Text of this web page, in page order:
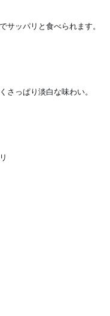
サッパリと食べられます。
さっぱり淡白な味わい。